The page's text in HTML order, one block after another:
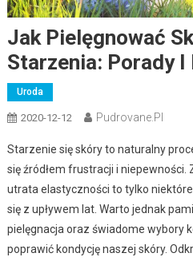
Jak Pielęgnować
Starzenia: Porady
Uroda
2020-12-12 Pudrovane.pl
Starzenie się skóry to naturalny
się źródłem frustracji i
utrata elastyczności to tylko
się z upływem lat. Warto jednak
pielęgnacja oraz świadome wybory
poprawić kondycję naszej skóry.